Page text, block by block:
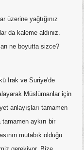
üzerine yağtığınız
da kaleme aldınız.
ne boyutta sizce?
Irak ve Suriye'de
Müslümanlar için
anlayışları tamamen
aykırı bir
mutabık olduğu